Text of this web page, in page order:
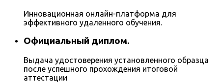
Инновационная онлайн-платформа для
эффективного удаленного обучения.
Официальный диплом.
Выдача удостоверения установленного образца
после успешного прохождения итоговой
аттестации